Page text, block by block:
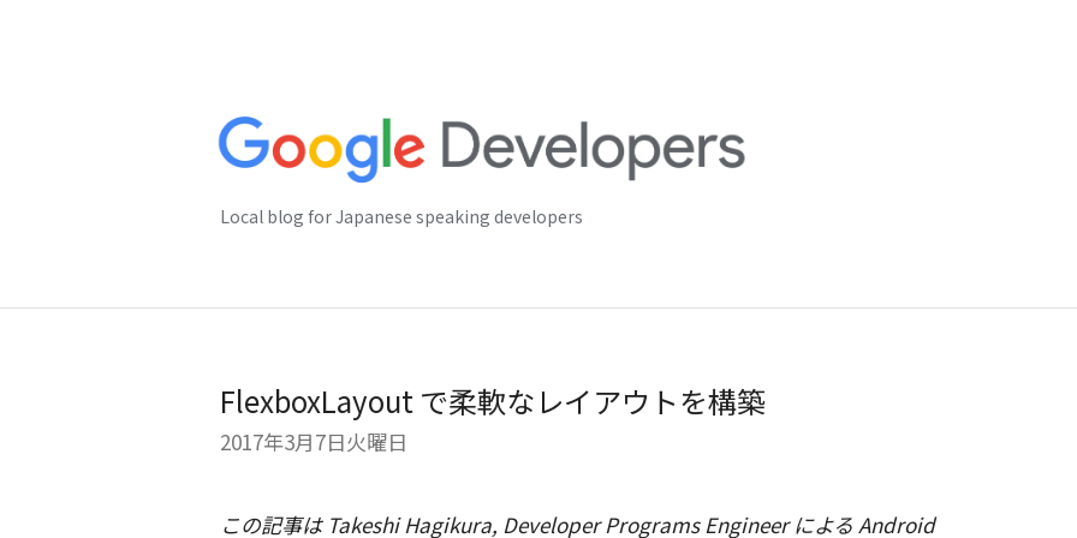
Local blog for Japanese speaking developers
FlexboxLayout で柔軟なレイアウトを構築
2017年3月7日火曜日
この記事は Takeshi Hagikura, Developer Programs Engineer による Android